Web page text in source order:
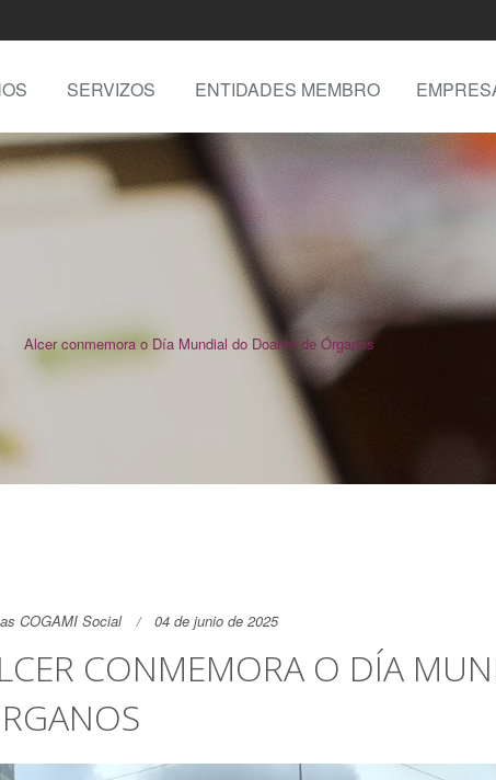
SERVIZOS ENTIDADES MEMBRO
Alcer conmemora o Día Mundial do Doante de Órganos
COGAMI Social 04 de junio de 2025
CONMEMORA O DÍA